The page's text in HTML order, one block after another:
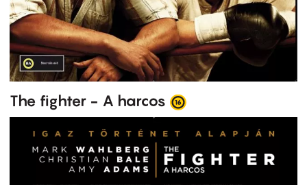
The fighter - A harcos